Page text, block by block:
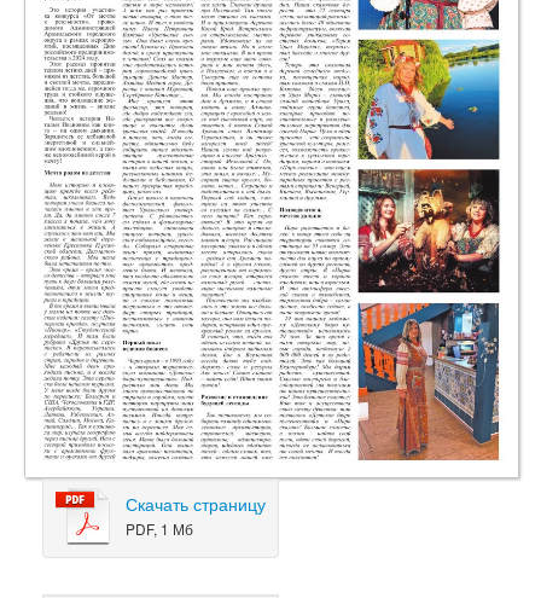
Скачать страницу
PDF, 1 Мб